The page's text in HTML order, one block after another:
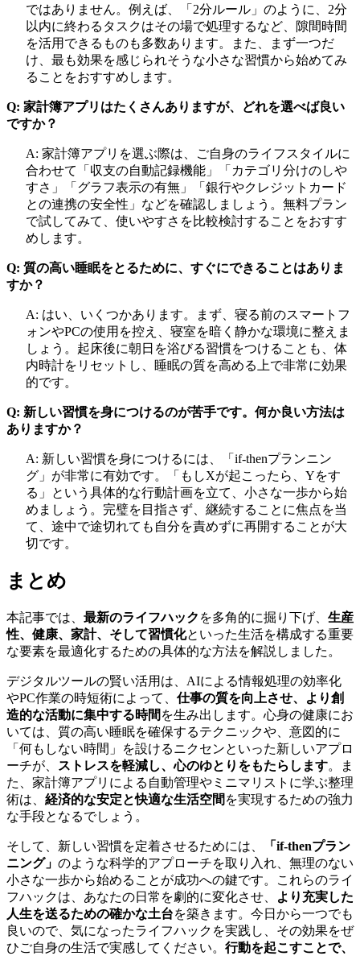
ではありません。例えば、「2分ルール」のように、2分
以内に終わるタスクはその場で処理するなど、隙間時間
を活用できるものも多数あります。また、まず一つだ
け、最も効果を感じられそうな小さな習慣から始めてみ
ることをおすすめします。
Q: 家計簿アプリはたくさんありますが、どれを選べば良い
ですか？
A: 家計簿アプリを選ぶ際は、ご自身のライフスタイルに
合わせて「収支の自動記録機能」「カテゴリ分けのしや
すさ」「グラフ表示の有無」「銀行やクレジットカード
との連携の安全性」などを確認しましょう。無料プラン
で試してみて、使いやすさを比較検討することをおすす
めします。
Q: 質の高い睡眠をとるために、すぐにできることはありま
すか？
A: はい、いくつかあります。まず、寝る前のスマートフ
ォンやPCの使用を控え、寝室を暗く静かな環境に整えま
しょう。起床後に朝日を浴びる習慣をつけることも、体
内時計をリセットし、睡眠の質を高める上で非常に効果
的です。
Q: 新しい習慣を身につけるのが苦手です。何か良い方法は
ありますか？
A: 新しい習慣を身につけるには、「if-thenプランニン
グ」が非常に有効です。「もしXが起こったら、Yをす
る」という具体的な行動計画を立て、小さな一歩から始
めましょう。完璧を目指さず、継続することに焦点を当
て、途中で途切れても自分を責めずに再開することが大
切です。
まとめ
本記事では、 最新のライフハック を多角的に掘り下げ、 生産
性、健康、家計、そして習慣化といった生活を構成する重要
な要素を最適化するための具体的な方法を解説しました。
デジタルツールの賢い活用は、AIによる情報処理の効率化
やPC作業の時短術によって、 仕事の質を向上させ、より創
造的な活動に集中する時間 を生み出します。心身の健康にお
いては、質の高い睡眠を確保するテクニックや、意図的に
「何もしない時間」を設けるニクセンといった新しいアプロ
ーチが、
ストレスを軽減し、心のゆとりをもたらします。ま
た、家計簿アプリによる自動管理やミニマリストに学ぶ整理
術は、 経済的な安定と快適な生活空間 を実現するための強力
な手段となるでしょう。
そして、新しい習慣を定着させるためには、
「if-thenプラン
ニング」 のような科学的アプローチを取り入れ、無理のない
小さな一歩から始めることが成功への鍵です。これらのライ
フハックは、あなたの日常を劇的に変化させ、
より充実した
人生を送るための確かな土台を築きます。今日から一つでも
良いので、気になったライフハックを実践し、その効果をぜ
ひご自身の生活で実感してください。 行動を起こすことで、